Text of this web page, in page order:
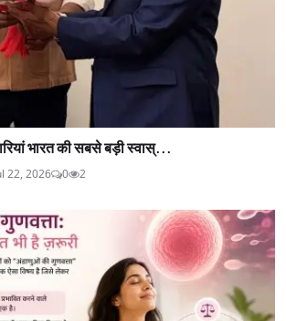
भारत की सबसे बड़ी स्वास्...
22, 2026 0 2